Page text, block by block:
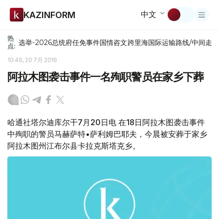
KAZINFORM 中文
热
点: 选举-2026总统府任免事件国情咨文跨里海国际运输路线/中间走廊
10:49, 20 7月 2016
阿拉木图袭击事件一名殉职警员在家乡下葬
哈通社塔尔迪库尔干7月20日电 在18日阿拉木图袭击事件
中殉职的警员马赫萨特•萨利姆巴耶夫，今晨被安葬于家乡
阿拉木图州江布尔县卡拉克斯塔克乡。